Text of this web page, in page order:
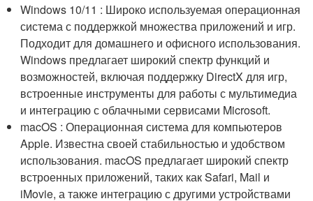
Windows 10/11 : Широко используемая операционная
система с поддержкой множества приложений и игр.
Подходит для домашнего и офисного использования.
Windows предлагает широкий спектр функций и
возможностей, включая поддержку DirectX для игр,
встроенные инструменты для работы с мультимедиа
и интеграцию с облачными сервисами Microsoft.
macOS : Операционная система для компьютеров
Apple. Известна своей стабильностью и удобством
использования. macOS предлагает широкий спектр
встроенных приложений, таких как Safari, Mail и
iMovie, а также интеграцию с другими устройствами